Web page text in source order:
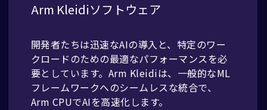
Arm Kleidiソフトウェア
開発者たちは迅速なAIの導入と、特定のワー
クロードのための最適なパフォーマンスを必
要としています。Arm Kleidiは、一般的なML
フレームワークへのシームレスな統合で、
Arm CPUでAIを高速化します。